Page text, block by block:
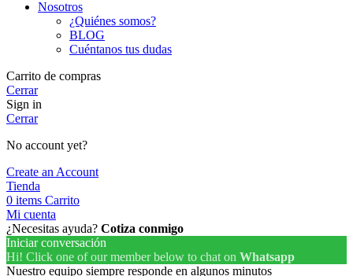
Nosotros
¿Quiénes somos?
BLOG
Cuéntanos tus dudas
Carrito de compras
Cerrar
Sign in
Cerrar
No account yet?
Create an Account
Tienda
0 items Carrito
Mi cuenta
¿Necesitas ayuda? Cotiza conmigo
Iniciar conversación
Hi! Click one of our member below to chat on Whatsapp
Nuestro equipo siempre responde en algunos minutos